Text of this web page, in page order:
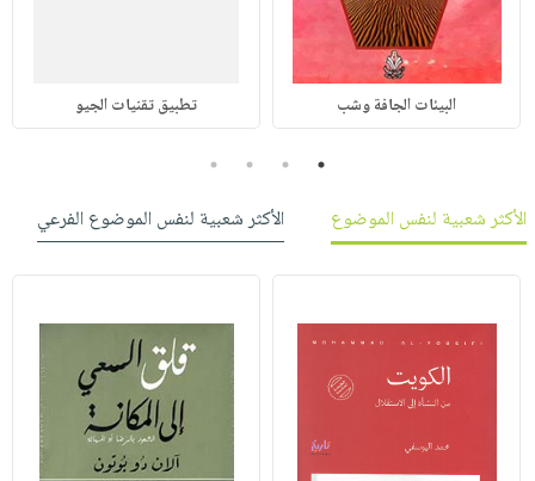
البيئات الجافة وشب تطبيق تقنيات الجيو
1
2
3
4
الأكثر شعبية لنفس الموضوع
الأكثر شعبية لنفس الموضوع الفرعي